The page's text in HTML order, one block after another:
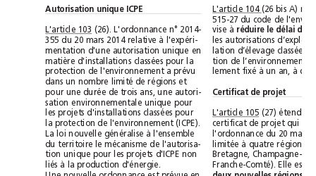
Autorisation unique ICPE
L'article 103
(26). L'ordonnance n° 2014-
355 du 20 mars 2014 relative à l'expéri-
mentation d'une autorisation unique en
matière d'installations classées pour la
protection de l'environnement a prévu
dans un nombre limité de régions et
pour une durée de trois ans, une autori-
sation environnementale unique pour
les projets d'installations classées pour
La loi nouvelle généralise à l'ensemble
du territoire le mécanisme de l'autorisa-
tion unique pour les projets d'ICPE non
liés à la production d'énergie.
L'article 104
Certificat de projet
L'article 105